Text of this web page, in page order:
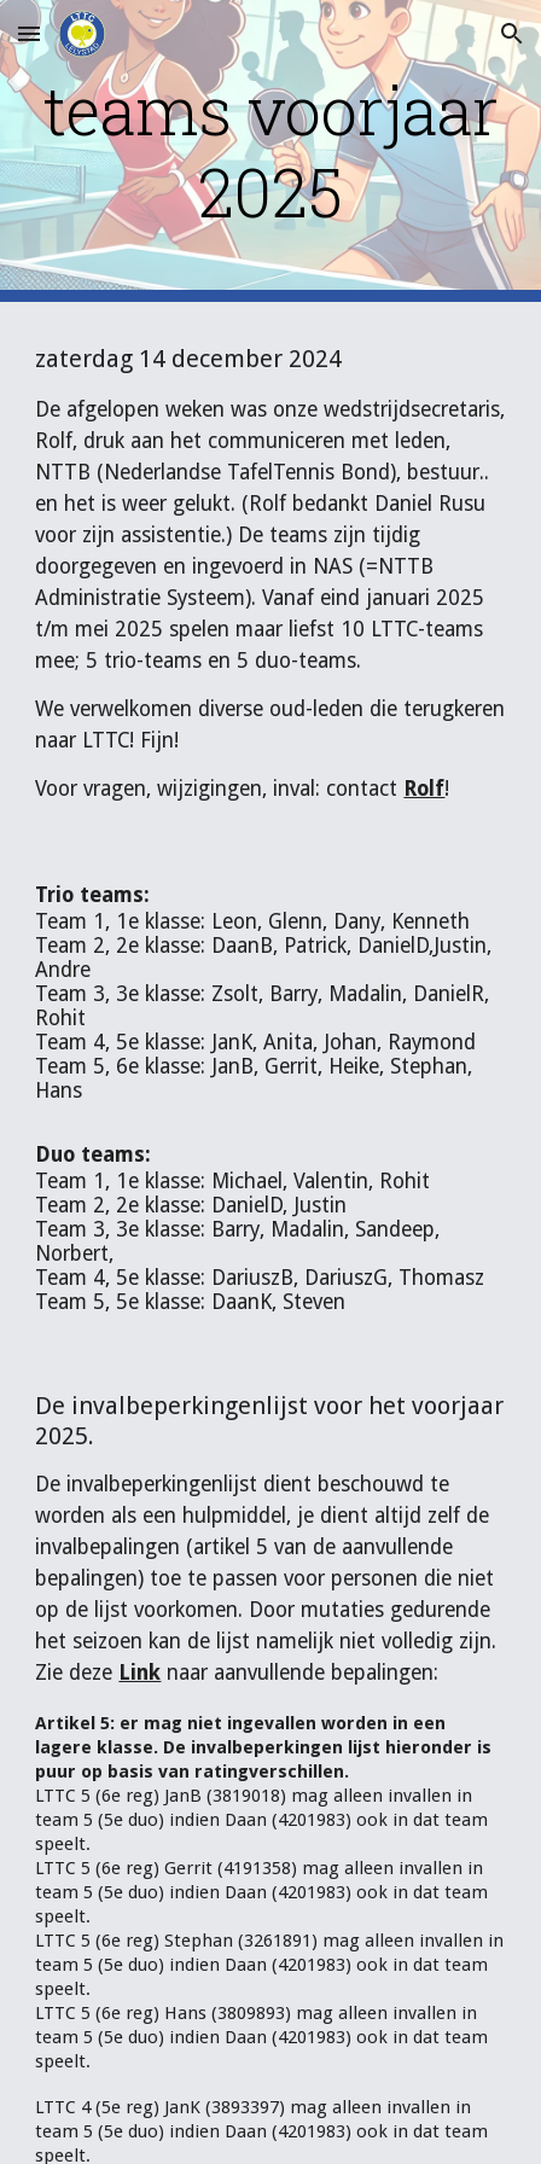
Skip to main content Skip to navigation
teams voorjaar
2025
zaterdag 14 december 2024
De afgelopen weken was onze wedstrijdsecretaris,
Rolf, druk aan het communiceren met leden,
NTTB (Nederlandse TafelTennis Bond), bestuur..
en het is weer gelukt. (Rolf bedankt Daniel Rusu
voor zijn assistentie.) De teams zijn tijdig
doorgegeven en ingevoerd in NAS (=NTTB
Administratie Systeem). Vanaf eind januari 2025
t/m mei 2025 spelen maar liefst 10 LTTC-teams
mee; 5 trio-teams en 5 duo-teams.
We verwelkomen diverse oud-leden die terugkeren
naar LTTC! Fijn!
Voor vragen, wijzigingen, inval: contact Rolf!
Trio teams:
Team 1, 1e klasse: Leon, Glenn, Dany, Kenneth
Team 2, 2e klasse: DaanB, Patrick, DanielD,Justin,
Andre
Team 3, 3e klasse: Zsolt, Barry, Madalin, DanielR,
Rohit
Team 4, 5e klasse: JanK, Anita, Johan, Raymond
Team 5, 6e klasse: JanB, Gerrit, Heike, Stephan,
Hans
Duo teams:
Team 1, 1e klasse: Michael, Valentin, Rohit
Team 2, 2e klasse: DanielD, Justin
Team 3, 3e klasse: Barry, Madalin, Sandeep,
Norbert,
Team 4, 5e klasse: DariuszB, DariuszG, Thomasz
Team 5, 5e klasse: DaanK, Steven
De invalbeperkingenlijst voor het voorjaar
2025.
De invalbeperkingenlijst dient beschouwd te
worden als een hulpmiddel, je dient altijd zelf de
invalbepalingen (artikel 5 van de aanvullende
bepalingen) toe te passen voor personen die niet
op de lijst voorkomen. Door mutaties gedurende
het seizoen kan de lijst namelijk niet volledig zijn.
Zie deze Link naar aanvullende bepalingen:
Artikel 5: er mag niet ingevallen worden in een
lagere klasse. De invalbeperkingen lijst hieronder is
puur op basis van ratingverschillen.
LTTC 5 (6e reg) JanB (3819018) mag alleen invallen in
team 5 (5e duo) indien Daan (4201983) ook in dat team
speelt.
LTTC 5 (6e reg) Gerrit (4191358) mag alleen invallen in
team 5 (5e duo) indien Daan (4201983) ook in dat team
speelt.
LTTC 5 (6e reg) Stephan (3261891) mag alleen invallen in
team 5 (5e duo) indien Daan (4201983) ook in dat team
speelt.
LTTC 5 (6e reg) Hans (3809893) mag alleen invallen in
team 5 (5e duo) indien Daan (4201983) ook in dat team
speelt.
LTTC 4 (5e reg) JanK (3893397) mag alleen invallen in
team 5 (5e duo) indien Daan (4201983) ook in dat team
speelt.